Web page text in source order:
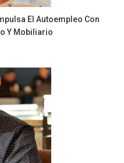
El Autoempleo Con
Y Mobiliario